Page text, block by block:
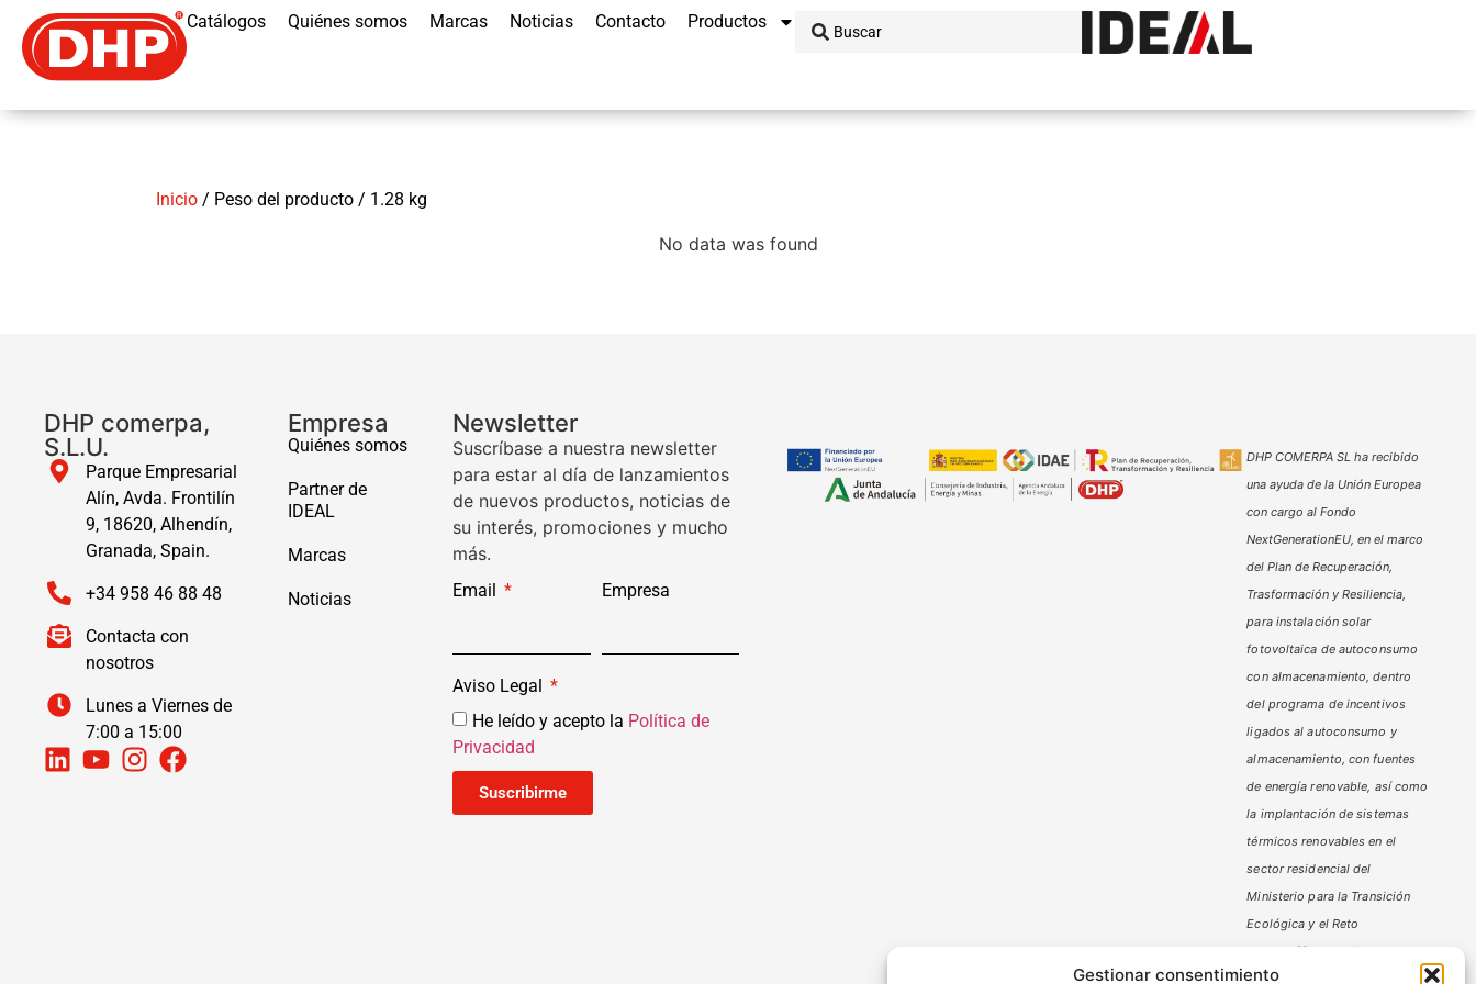
Gestionar consentimiento
Catálogos Quiénes somos Marcas Noticias Contacto Productos
Inicio / Peso del producto / 1.28 kg
No data was found
DHP comerpa,
S.L.U.
Parque Empresarial
Alín, Avda. Frontilín
9, 18620, Alhendín,
Granada, Spain.
+34 958 46 88 48
Contacta con
nosotros
Lunes a Viernes de
7:00 a 15:00
Empresa
Quiénes somos
Partner de
IDEAL
Marcas
Noticias
Newsletter
Suscríbase a nuestra newsletter
para estar al día de lanzamientos
de nuevos productos, noticias de
su interés, promociones y mucho
más.
Email Empresa
Aviso Legal
He leído y acepto la Política de
Privacidad
Suscribirme
DHP COMERPA SL ha recibido
una ayuda de la Unión Europea
con cargo al Fondo
NextGenerationEU, en el marco
del Plan de Recuperación,
Trasformación y Resiliencia,
para instalación solar
fotovoltaica de autoconsumo
con almacenamiento, dentro
del programa de incentivos
ligados al autoconsumo y
almacenamiento, con fuentes
de energía renovable, así como
la implantación de sistemas
térmicos renovables en el
sector residencial del
Ministerio para la Transición
Ecológica y el Reto
Demográfico,
gestionado por
la Junta de Andalucía, a través